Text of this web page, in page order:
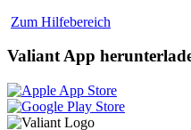
Zum Hilfebereich
Valiant App